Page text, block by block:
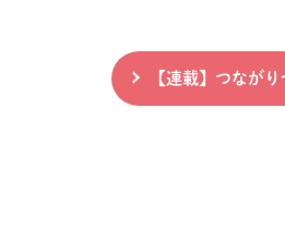
【連載】つなが